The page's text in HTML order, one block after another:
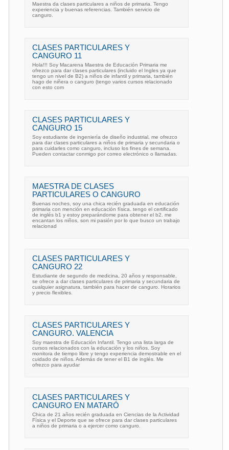
Maestra da clases particulares a niños de primaria. Tengo
experiencia y buenas referencias. También servicio de
canguro.
CLASES PARTICULARES Y
CANGURO 11
Hola!!! Soy Macarena Maestra de Educación Primaria me
ofrezco para dar clases particulares (incluido el Ingles ya que
tengo un nivel de B2) a niños de infantil y primaria, también
hago de niñera o canguro (tengo varios cursos relacionado
con esto com
CLASES PARTICULARES Y
CANGURO 15
Soy estudiante de ingeniería de diseño industrial, me ofrezco
para dar clases particulares a niños de primaria y secundaria o
para cuidarles como canguro, incluso los fines de semana.
Pueden contactar conmigo por correo electrónico o llamadas.
MAESTRA DE CLASES
PARTICULARES O CANGURO
Buenas noches, soy una chica recién graduada en educación
primaria con mención en educación física. tengo el certificado
de inglés b1 y estoy preparándome para obtener el b2. me
encantan los niños, son mi pasión por lo que busco un trabajo
relacionad
CLASES PARTICULARES Y
CANGURO 22
Estudiante de segundo de medicina, 20 años y responsable,
se ofrece a dar clases particulares de primaria y secundaria de
cualquier asignatura, también para hacer de canguro. Horarios
y precio flexibles.
CLASES PARTICULARES Y
CANGURO. VALENCIA
Soy maestra de Educación Infantil. Tengo una lista larga de
cursos relacionados con la educación y los niños. Soy
monitora de tiempo libre y tengo experiencia demostrable en el
cuidado de niños. Además de tener el B1 de inglés. Me
ofrezco para ayudar
CLASES PARTICULARES Y
CANGURO EN MATARÓ
Chica de 21 años recién graduada en Ciencias de la Actividad
Física y el Deporte que se ofrece para dar clases particulares
a niños de primaria o a ejercer como canguro.